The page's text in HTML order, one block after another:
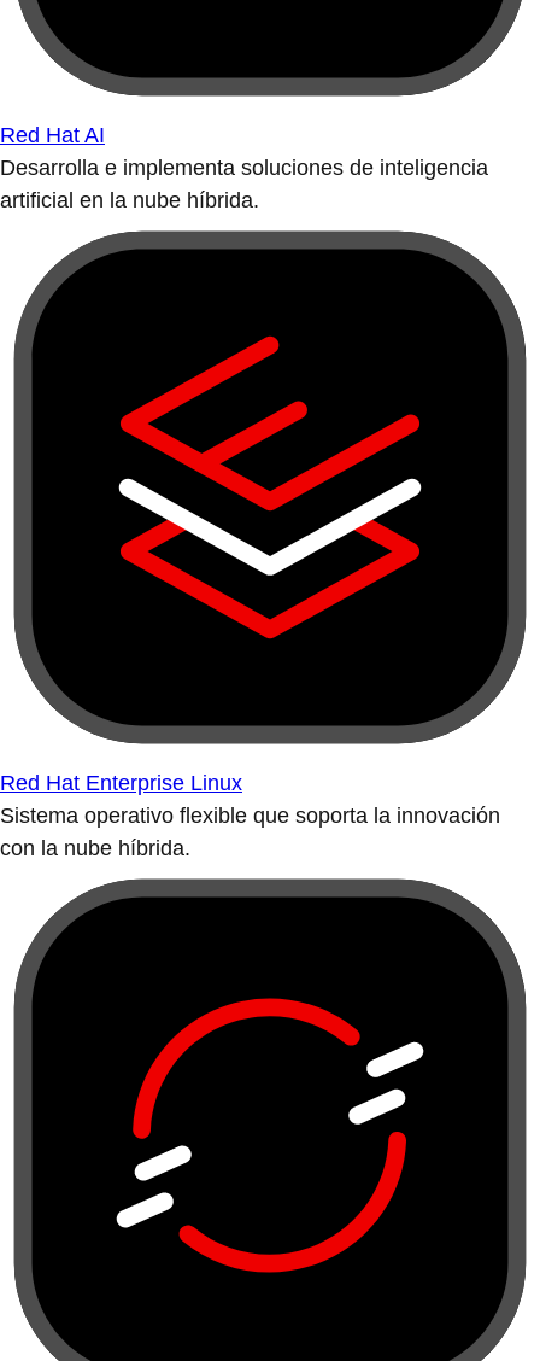
Red Hat AI
Desarrolla e implementa soluciones de inteligencia
artificial en la nube híbrida.
Red Hat Enterprise Linux
Sistema operativo flexible que soporta la innovación
con la nube híbrida.